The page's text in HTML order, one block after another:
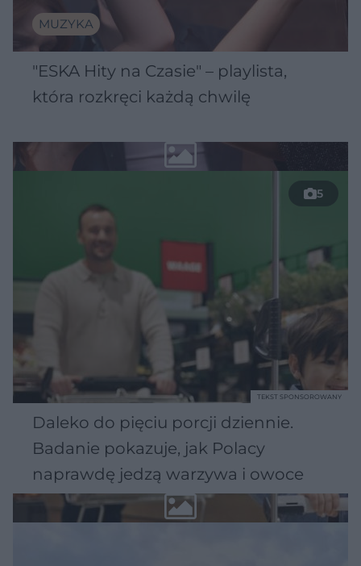
MUZYKA
"ESKA Hity na Czasie" – playlista,
która rozkręci każdą chwilę
5
Daleko do pięciu porcji dziennie.
Badanie pokazuje, jak Polacy
naprawdę jedzą warzywa i owoce
TEKST SPONSOROWANY